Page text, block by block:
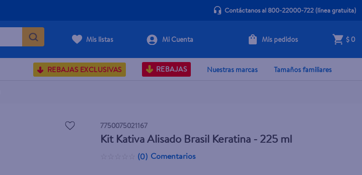
Contáctanos al 800-22000-722(línea gratuita)
Mis listas Mis pedidos $ 0
REBAJAS EXCLUSIVAS REBAJAS Nuestras marcas Tamaños familiares
7750075021167
Kit Kativa Alisado Brasil Keratina - 225 ml
(0) Comentarios
+ Agregar